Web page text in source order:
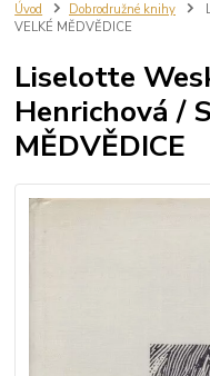
Úvod Dobrodružné knihy
VELKÉ MĚDVĚDICE
Liselotte
Henrichová /
MĚDVĚDICE